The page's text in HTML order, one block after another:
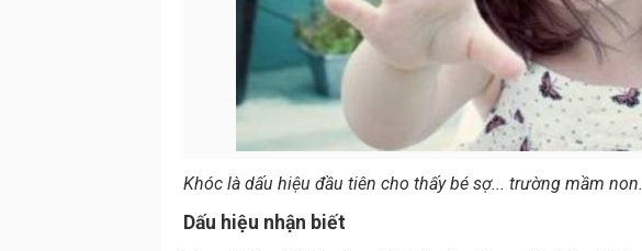
Khóc là dấu hiệu đầu tiên cho thấy bé sợ... trường mầm non.
Dấu hiệu nhận biết